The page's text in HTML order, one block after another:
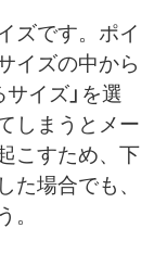
ズです。ポイ
イズの中から
イズ」を選
しまうとメー
こすため、下
た場合でも、
。